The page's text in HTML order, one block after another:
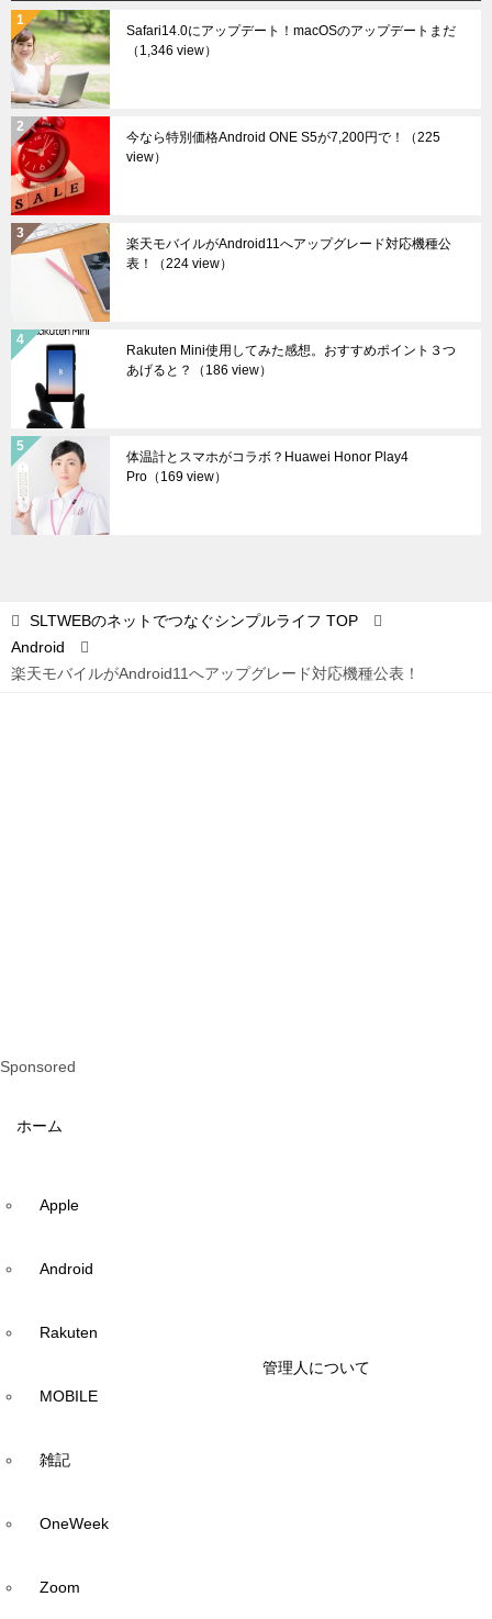
Safari14.0にアップデート！macOSのアップデートまだ
（1,346 view）
今なら特別価格Android ONE S5が7,200円で！
（225
view）
楽天モバイルがAndroid11へアップグレード対応機種公
表！
（224 view）
Rakuten Mini使用してみた感想。おすすめポイント３つ
あげると？
（186 view）
体温計とスマホがコラボ？Huawei Honor Play4
Pro （169 view）
SLTWEBのネットでつなぐシンプルライフ TOP
Android
楽天モバイルがAndroid11へアップグレード対応機種公表！
Sponsored
ホーム
Apple
Android
Rakuten
MOBILE
雑記
OneWeek
Zoom
管理人について